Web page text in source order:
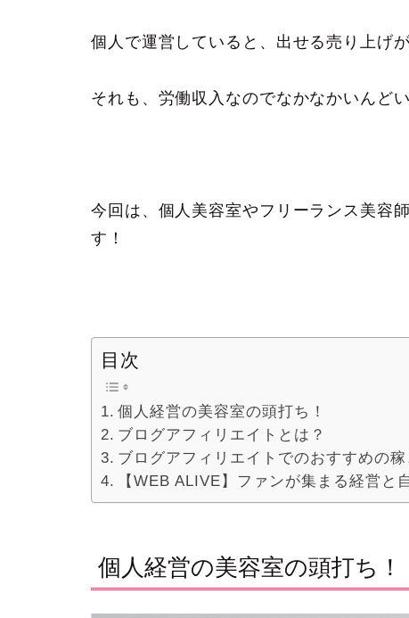
個人で運営していると、出せる売り上げ
それも、労働収入なのでなかなかいんど
今回は、個人美容室やフリーランス美容
す！
目次
個人経営の美容室の頭打ち！
ブログアフィリエイトとは？
ブログアフィリエイトでのおすすめの稼
【WEB ALIVE】ファンが集まる経営
個人経営の美容室の頭打ち！